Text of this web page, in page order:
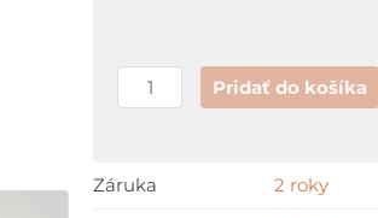
Pridať do košíka
Záruka 2 roky